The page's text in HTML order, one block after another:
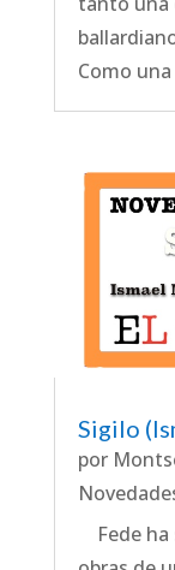
Como
Sigilo
por
Fede ha